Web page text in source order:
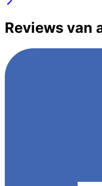
Reviews van